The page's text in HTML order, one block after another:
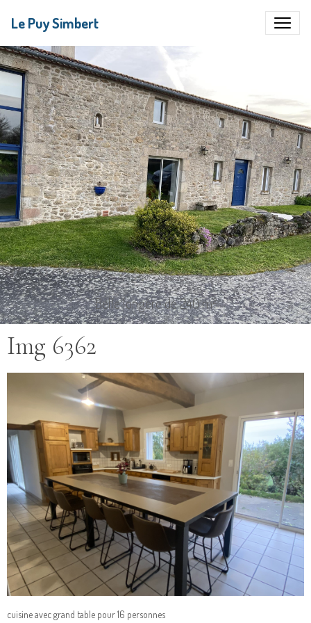
Le Puy Simbert
Belle longère de 240 m²
Img 6362
cuisine avec grand table pour 16 personnes